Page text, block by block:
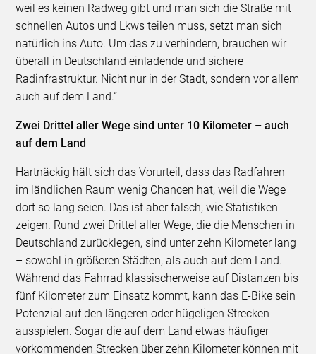
weil es keinen Radweg gibt und man sich die Straße mit
schnellen Autos und Lkws teilen muss, setzt man sich
natürlich ins Auto. Um das zu verhindern, brauchen wir
überall in Deutschland einladende und sichere
Radinfrastruktur. Nicht nur in der Stadt, sondern vor allem
auch auf dem Land.“
Zwei Drittel aller Wege sind unter 10 Kilometer – auch
auf dem Land
Hartnäckig hält sich das Vorurteil, dass das Radfahren
im ländlichen Raum wenig Chancen hat, weil die Wege
dort so lang seien. Das ist aber falsch, wie Statistiken
zeigen. Rund zwei Drittel aller Wege, die die Menschen in
Deutschland zurücklegen, sind unter zehn Kilometer lang
– sowohl in größeren Städten, als auch auf dem Land.
Während das Fahrrad klassischerweise auf Distanzen bis
fünf Kilometer zum Einsatz kommt, kann das E-Bike sein
Potenzial auf den längeren oder hügeligen Strecken
ausspielen. Sogar die auf dem Land etwas häufiger
vorkommenden Strecken über zehn Kilometer können mit